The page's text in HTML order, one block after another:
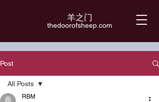
羊之门
​thedoorofsheep.com
Post
All Posts
RBM